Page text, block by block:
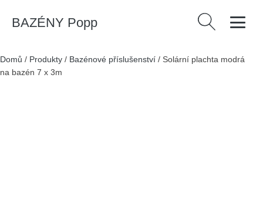
BAZÉNY Popp Vyhledávání
Domů / Produkty / Bazénové příslušenství / Solární plachta modrá
na bazén 7 x 3m